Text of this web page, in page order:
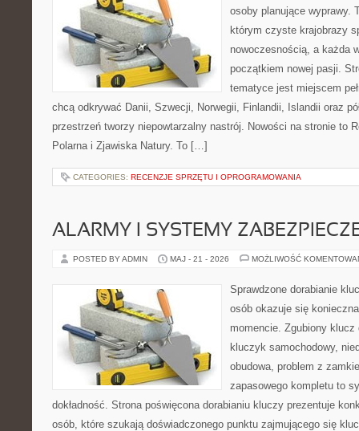
osoby planujące wyprawy.
którym czyste krajobrazy
nowoczesnością, a każda
początkiem nowej pasji.
tematyce jest miejscem
chcą odkrywać Danii, Szwecji, Norwegii, Finlandii, Islandii oraz
przestrzeń tworzy niepowtarzalny nastrój. Nowości na stronie to
Polarna i Zjawiska Natury. To […]
CATEGORIES: RECENZJE SPRZĘTU I OPROGRAMOWANIA
ALARMY I SYSTEMY
POSTED BY ADMIN MAJ - 21 - 2026 MOŻLIWOŚĆ
Sprawdzone dorabianie
osób okazuje się
momencie. Zgubiony
kluczyk samochodowy,
obudowa, problem z
zapasowego kompletu to
dokładność. Strona poświęcona dorabianiu kluczy prezentuje
osób, które szukają doświadczonego punktu zajmującego się